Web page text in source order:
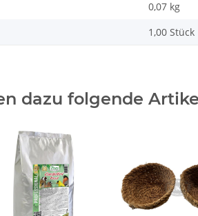
0,07 kg
1,00 Stück
dazu folgende